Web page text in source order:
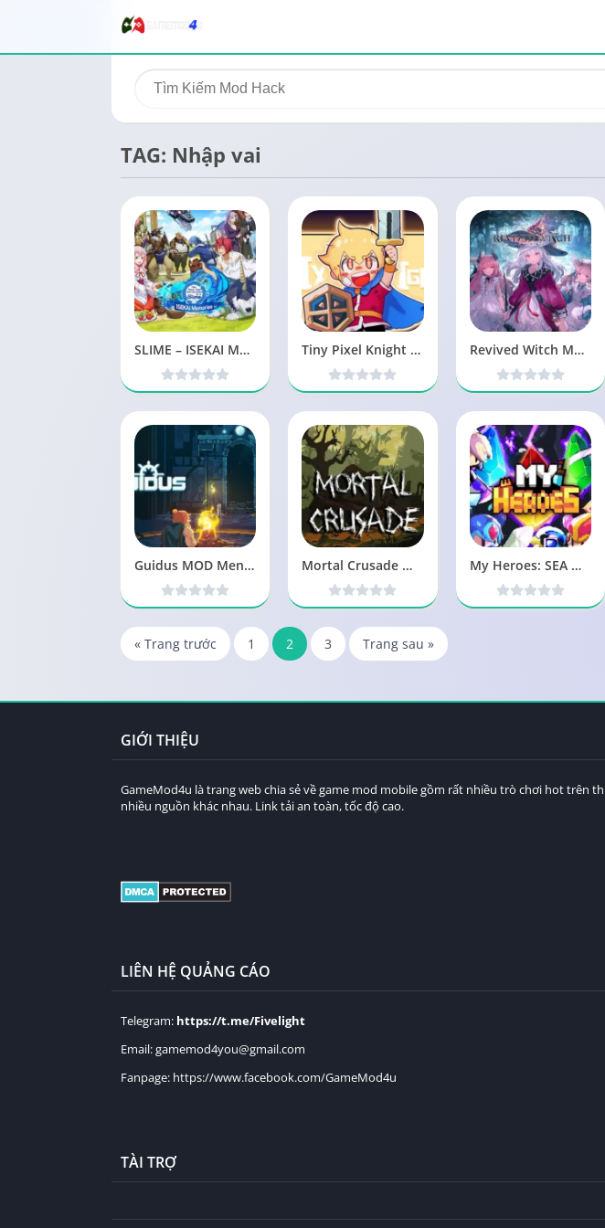
TAG: Nhập vai
SLIME – ISEKAI Memories MOD Menu 2.1.40 APK Tiny Pixel Knight MOD Vô Hạn Tiền, Linh Hồn, Skill 1.0.0 APK Revived Witch Mod APK v0.1.10 Full (Menu mod – Đã test)
Guidus MOD Menu, Bot Ngáo, Mua Sắm 1.2024 APK Mortal Crusade Mod v2.2.7 APK Menu Mod (Đã test 100%) My Heroes: SEA MOD Menu, Sát Thương 8.3.0 APK
« Trang trước 1 2 3 Trang sau »
GIỚI THIỆU
GameMod4u là trang web chia sẻ về game mod mobile gồm rất nhiều trò chơi hot trên
nhiều nguồn khác nhau. Link tải an toàn, tốc độ cao.
LIÊN HỆ QUẢNG CÁO
Telegram: https://t.me/Fivelight
Email:gamemod4you@gmail.com
Fanpage: https://www.facebook.com/GameMod4u
TÀI TRỢ